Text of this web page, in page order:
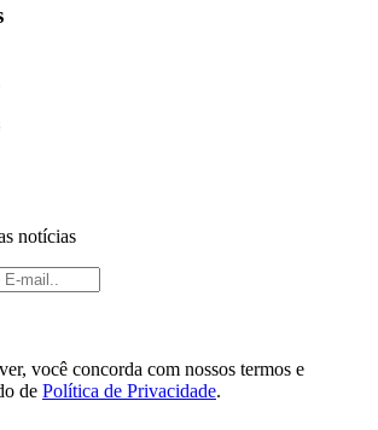
notícias
você concorda com nossos termos e
de Política de Privacidade.